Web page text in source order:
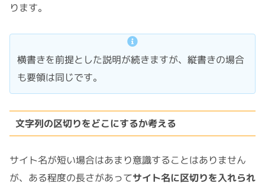
ります。
横書きを前提とした説明が続きますが、縦書きの場合
も要領は同じです。
文字列の区切りをどこにするか考える
サイト名が短い場合はあまり意識することはありません
が、ある程度の長さがあってサイト名に区切りを入れられ